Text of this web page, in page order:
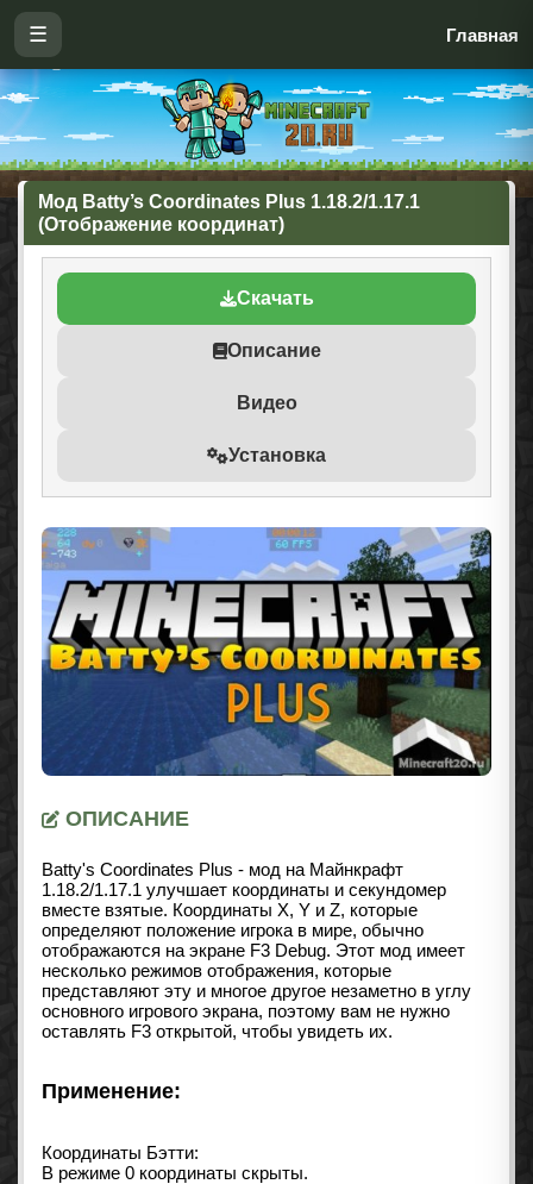
☰ Главная
Мод Batty’s Coordinates Plus 1.18.2/1.17.1
(Отображение координат)
Скачать
Описание
Видео
Установка
ОПИСАНИЕ
Batty's Coordinates Plus - мод на Майнкрафт
1.18.2/1.17.1 улучшает координаты и секундомер
вместе взятые. Координаты X, Y и Z, которые
определяют положение игрока в мире, обычно
отображаются на экране F3 Debug. Этот мод имеет
несколько режимов отображения, которые
представляют эту и многое другое незаметно в углу
основного игрового экрана, поэтому вам не нужно
оставлять F3 открытой, чтобы увидеть их.
Применение:
Координаты Бэтти:
В режиме 0 координаты скрыты.